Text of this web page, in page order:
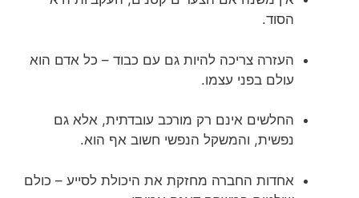
הסוד.
העזרה צריכה להיות גם עם כבוד – כל אדם הוא
עולם בפני עצמו.
החלשים אינם רק מורכב עובדתית, אלא גם
נפשית, והמשקל הנפשי חשוב אף הוא.
אחדות החברה מחזקת את היכולת לסייע – כולם